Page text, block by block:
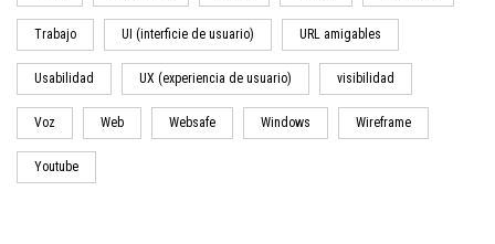
Trabajo UI (interficie de usuario) URL amigables
Usabilidad UX (experiencia de usuario) visibilidad
Voz Web Websafe Windows Wireframe
Youtube